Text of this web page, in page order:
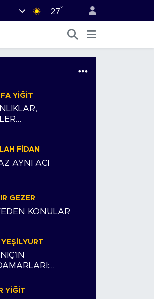
27°
YIĞIT
FIDAN
AYNI ACI
GEZER
KONULAR
YIĞIT